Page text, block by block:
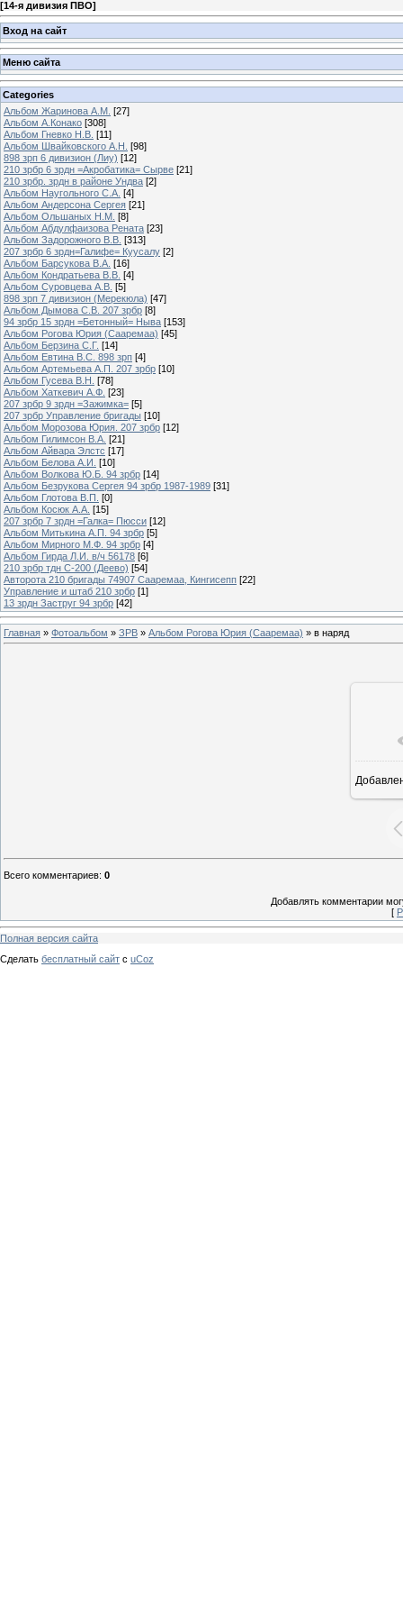
[14-я дивизия ПВО]
Вход на сайт
Меню сайта
Categories
Альбом Жаринова А.М. [27]
Альбом А.Конако [308]
Альбом Гневко Н.В. [11]
Альбом Швайковского А.Н. [98]
898 зрп 6 дивизион (Лиу) [12]
210 зрбр 6 зрдн =Акробатика= Сырве [21]
210 зрбр. зрдн в районе Ундва [2]
Альбом Наугольного С.А. [4]
Альбом Андерсона Сергея [21]
Альбом Ольшаных Н.М. [8]
Альбом Абдулфаизова Рената [23]
Альбом Задорожного В.В. [313]
207 зрбр 6 зрдн=Галифе= Куусалу [2]
Альбом Барсукова В.А. [16]
Альбом Кондратьева В.В. [4]
Альбом Суровцева А.В. [5]
898 зрп 7 дивизион (Мерекюла) [47]
Альбом Дымова С.В. 207 зрбр [8]
94 зрбр 15 зрдн =Бетонный= Ныва [153]
Альбом Рогова Юрия (Сааремаа) [45]
Альбом Берзина С.Г. [14]
Альбом Евтина В.С. 898 зрп [4]
Альбом Артемьева А.П. 207 зрбр [10]
Альбом Гусева В.Н. [78]
Альбом Хаткевич А.Ф. [23]
207 зрбр 9 зрдн =Зажимка= [5]
207 зрбр Управление бригады [10]
Альбом Морозова Юрия. 207 зрбр [12]
Альбом Гилимсон В.А. [21]
Альбом Айвара Элстс [17]
Альбом Белова А.И. [10]
Альбом Волкова Ю.Б. 94 зрбр [14]
Альбом Безрукова Сергея 94 зрбр 1987-1989 [31]
Альбом Глотова В.П. [0]
Альбом Косюк А.А. [15]
207 зрбр 7 зрдн =Галка= Пюсси [12]
Альбом Митькина А.П. 94 зрбр [5]
Альбом Мирного М.Ф. 94 зрбр [4]
Альбом Гирда Л.И. в/ч 56178 [6]
210 зрбр тдн С-200 (Деево) [54]
Авторота 210 бригады 74907 Сааремаа, Кингисепп [22]
Управление и штаб 210 зрбр [1]
13 зрдн Заструг 94 зрбр [42]
Главная » Фотоальбом » ЗРВ » Альбом Рогова Юрия (Сааремаа) » в наряд
Всего комментариев: 0
Добавлять комментарии
[
Полная версия сайта
Сделать бесплатный сайт с uCoz